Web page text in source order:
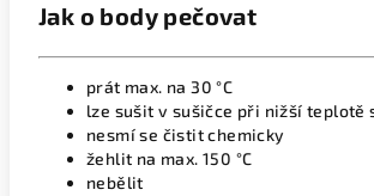
Jak o body pečovat
prát max. na 30 °C
lze sušit v sušičce při nižší teplotě
nesmí se čistit chemicky
žehlit na max. 150 °C
nebělit